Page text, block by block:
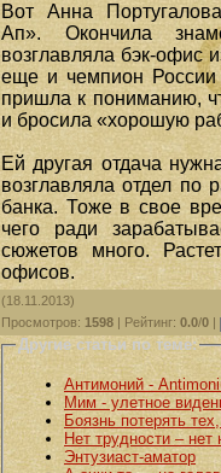
Вот Анна
Ап». Окончила
возглавляла бэк-офис
еще и чемпион
пришла к пониманию,
и бросила «хорошую
Ей другая отдача
возглавляла отдел по
банка. Тоже в свое
чего ради
сюжетов много.
офисов.
(18.11.2013)
Просмотров: 1598 Рейтинг: 0.0/0
Другие статьи по теме:
Антимоний -
Мим - улетное
Боязнь потерять
Нет трудности – нет
Энтузиаст-аматор